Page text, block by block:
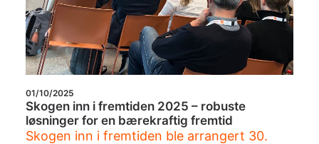
01/10/2025
Skogen inn i fremtiden 2025 – robuste
løsninger for en bærekraftig fremtid
Skogen inn i fremtiden ble arrangert 30.